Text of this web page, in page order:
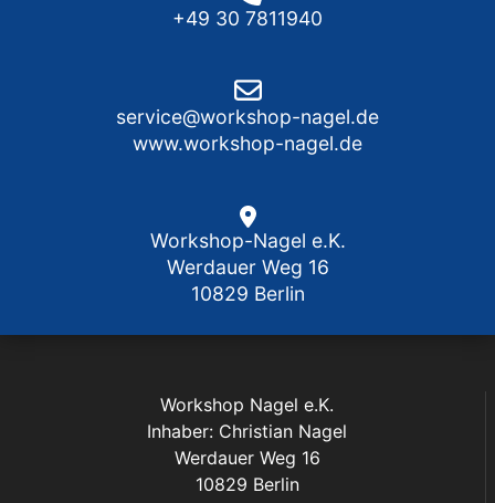
+49 30 7811940
service@workshop-nagel.de
www.workshop-nagel.de
Workshop-Nagel e.K.
Werdauer Weg 16
10829 Berlin
Workshop Nagel e.K.
Inhaber: Christian Nagel
Werdauer Weg 16
10829 Berlin